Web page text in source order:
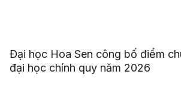
Đại học Hoa Sen công bố điểm
đại học chính quy năm 2026